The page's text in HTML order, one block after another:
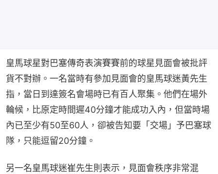
皇馬球星對巴塞傳奇表演賽賽前的球星見面會被批評
貨不對辦。一名當時有參加見面會的皇馬球迷黃先生
指，當日到達簽名會場時已有百人聚集。他們在場外
輪候，比原定時間遲40分鐘才能成功入內，但當時場
內已至少有50至60人，卻被告知要「交場」予巴塞球
隊，只能逗留20分鐘。
另一名皇馬球迷崔先生則表示，見面會秩序非常混